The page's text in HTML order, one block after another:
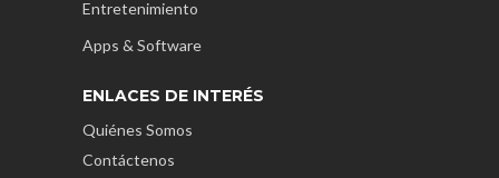
Entretenimiento
Apps & Software
ENLACES DE INTERÉS
Quiénes Somos
Contáctenos